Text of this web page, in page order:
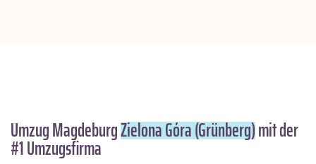
Umzug MagdeburgZielona Góra (Grünberg)mit der
#1 Umzugsfirma